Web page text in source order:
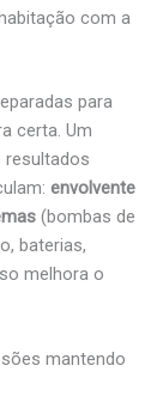
com a
para
certa. Um
resultados
envolvente
(bombas de
baterias,
melhora o
mantendo